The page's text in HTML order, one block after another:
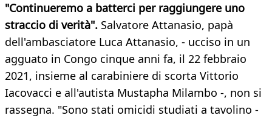
"Continueremo a batterci per raggiungere uno
straccio di verità". Salvatore Attanasio, papà
dell'ambasciatore Luca Attanasio, - ucciso in un
agguato in Congo cinque anni fa, il 22 febbraio
2021, insieme al carabiniere di scorta Vittorio
Iacovacci e all'autista Mustapha Milambo -, non si
rassegna. "Sono stati omicidi studiati a tavolino -